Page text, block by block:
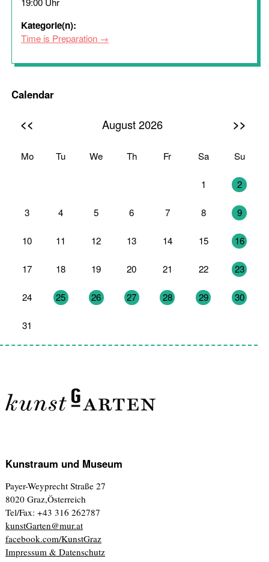
Kategorie(n):
Time is Preparation
Calendar
<< August 2026 >>
Mo Tu We Th Fr Sa Su
1 2
3 4 5 6 7 8 9
10 11 12 13 14 15 16
17 18 19 20 21 22 23
24 25 26 27 28 29 30
31
Kunstraum und Museum
Payer-Weyprecht Straße 27
8020 Graz,Österreich
Tel/Fax: +43 316 262787
kunstGarten@mur.at
facebook.com/KunstGraz
Impressum & Datenschutz